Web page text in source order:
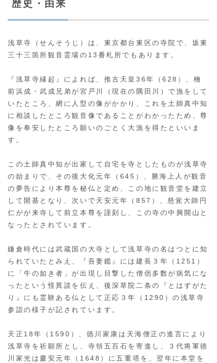
歴史・由来
浅草寺（せんそうじ）は、東京都台東区の寺院で、坂東
三十三箇所観音霊場の13番札所でもあります。
『浅草寺縁起』によれば、推古天皇36年（628）、檜
前浜成・武成兄弟が宮戸川（現在の隅田川）で漁をして
いたところ、網に人型の像がかかり、これを土師真中知
に相談したところ観音像であることがわかったため、尊
像を奉安したところ願いのごとく大漁を得たといいま
す。
この土師真中知が出家して自宅を寺としたものが浅草寺
の始まりで、その後大化元年（645）、勝海上人が観音
の夢告により本尊を秘仏と定め、この地に観音堂を建立
して開基となり、次いで天安元年（857）、慈覚大師円
仁がが来寺して前立本尊を謹刻し、この寺の中興開山と
なったとされています。
鎌倉時代には武蔵国の大寺として浅草寺の名はつとに知
られていたとみえ、『吾妻鑑』には建長３年（1251）
に「牛の如き者」が出現し目撃した僧侶多数が病気にな
ったという怪異談を伝え、後深草院二条の『とはずがた
り』にも霊験ある仏として正応３年（1290）の浅草寺
参詣の様子が記されています。
天正18年（1590）、徳川家康は天海僧正の進言により
浅草寺を祈願所とし、寺領五百石を寄進し、３代将軍徳
川家光は慶安元年（1648）に五重塔を、翌年に本堂を